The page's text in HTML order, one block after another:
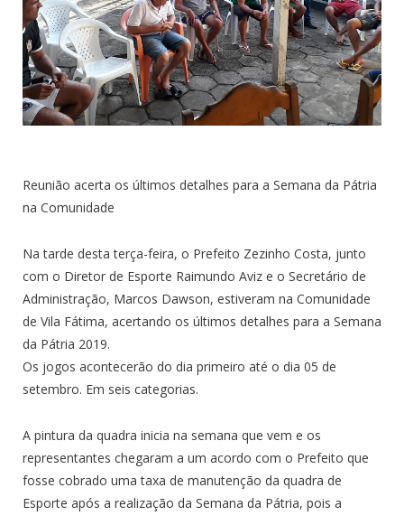
Reunião acerta os últimos detalhes para a Semana da Pátria
na Comunidade
Na tarde desta terça-feira, o Prefeito Zezinho Costa, junto
com o Diretor de Esporte Raimundo Aviz e o Secretário de
Administração, Marcos Dawson, estiveram na Comunidade
de Vila Fátima, acertando os últimos detalhes para a Semana
da Pátria 2019.
Os jogos acontecerão do dia primeiro até o dia 05 de
setembro. Em seis categorias.
A pintura da quadra inicia na semana que vem e os
representantes chegaram a um acordo com o Prefeito que
fosse cobrado uma taxa de manutenção da quadra de
Esporte após a realização da Semana da Pátria, pois a